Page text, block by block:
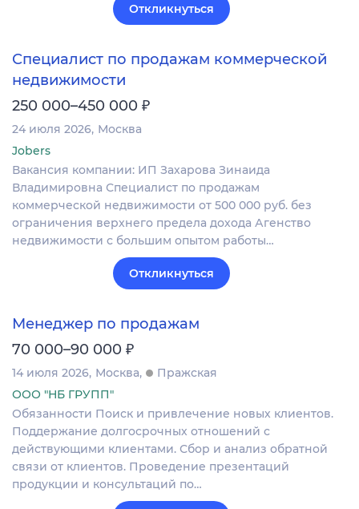
Откликнуться
Специалист по продажам коммерческой
недвижимости
250 000–450 000 ₽
24 июля 2026 Москва
Jobers
Вакансия компании: ИП Захарова Зинаида
Владимировна Специалист по продажам
коммерческой недвижимости от 500 000 руб. без
ограничения верхнего предела дохода Агенство
недвижимости с большим опытом работы…
Откликнуться
Менеджер по продажам
70 000–90 000 ₽
14 июля 2026 Москва
Пражская
ООО "НБ ГРУПП"
Обязанности Поиск и привлечение новых клиентов.
Поддержание долгосрочных отношений с
действующими клиентами. Сбор и анализ обратной
связи от клиентов. Проведение презентаций
продукции и консультаций по…